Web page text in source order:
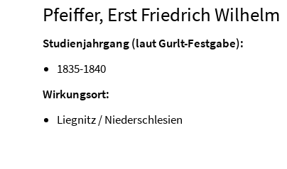
Pfeiffer, Erst Friedrich Wilhelm
Studienjahrgang (laut Gurlt-Festgabe):
1835-1840
Wirkungsort:
Liegnitz / Niederschlesien